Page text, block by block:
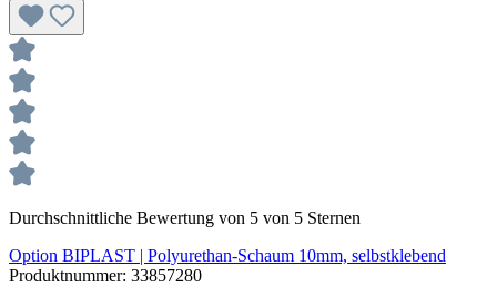
Durchschnittliche Bewertung von 5 von 5 Sternen
Option BIPLAST | Polyurethan-Schaum 10mm, selbstklebend
Produktnummer: 33857280